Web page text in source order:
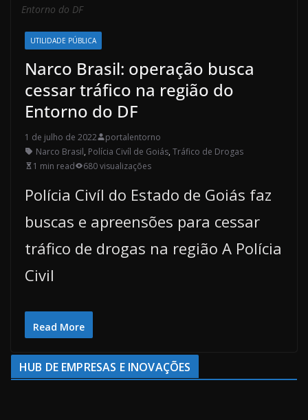
Entorno do DF
UTILIDADE PÚBLICA
Narco Brasil: operação busca
cessar tráfico na região do
Entorno do DF
1 de julho de 2022
portalentorno
Narco Brasil, Polícia Civíl de Goiás, Tráfico de Drogas
1 min read
680 visualizações
Polícia Civíl do Estado de Goiás faz
buscas e apreensões para cessar
tráfico de drogas na região A Polícia
Civil
Read More
HUB DE EMPRESAS E INOVAÇÕES